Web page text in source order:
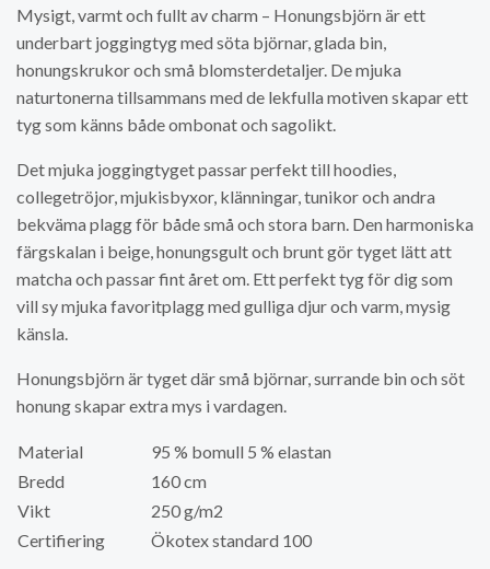
Mysigt, varmt och fullt av charm – Honungsbjörn är ett
underbart joggingtyg med söta björnar, glada bin,
honungskrukor och små blomsterdetaljer. De mjuka
naturtonerna tillsammans med de lekfulla motiven skapar ett
tyg som känns både ombonat och sagolikt.
Det mjuka joggingtyget passar perfekt till hoodies,
collegetröjor, mjukisbyxor, klänningar, tunikor och andra
bekväma plagg för både små och stora barn. Den harmoniska
färgskalan i beige, honungsgult och brunt gör tyget lätt att
matcha och passar fint året om. Ett perfekt tyg för dig som
vill sy mjuka favoritplagg med gulliga djur och varm, mysig
känsla.
Honungsbjörn är tyget där små björnar, surrande bin och söt
honung skapar extra mys i vardagen.
Material
95 % bomull 5 % elastan
Bredd
160 cm
Vikt
250 g/m2
Certifiering
Ökotex standard 100